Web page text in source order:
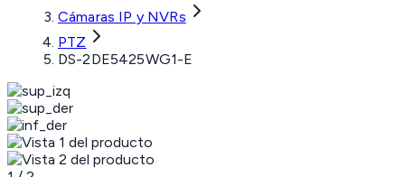
Cámaras IP y NVRs
PTZ
DS-2DE5425WG1-E